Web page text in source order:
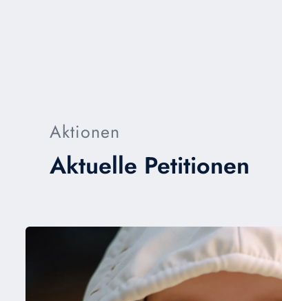
Aktionen
Aktuelle Petitionen